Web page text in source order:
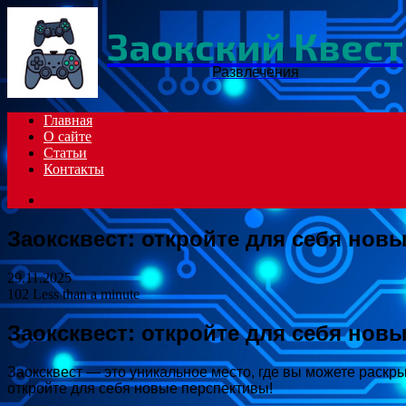
Заокский Квест
Развлечения
Главная
О сайте
Статьи
Контакты
Заоксквест: откройте для себя
29.11.2025
102 Less than a minute
Заоксквест: откройте для себя
Заоксквест — это уникальное место, где вы можете
откройте для себя новые перспективы!